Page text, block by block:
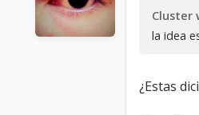
Cluster
la idea
¿Estas